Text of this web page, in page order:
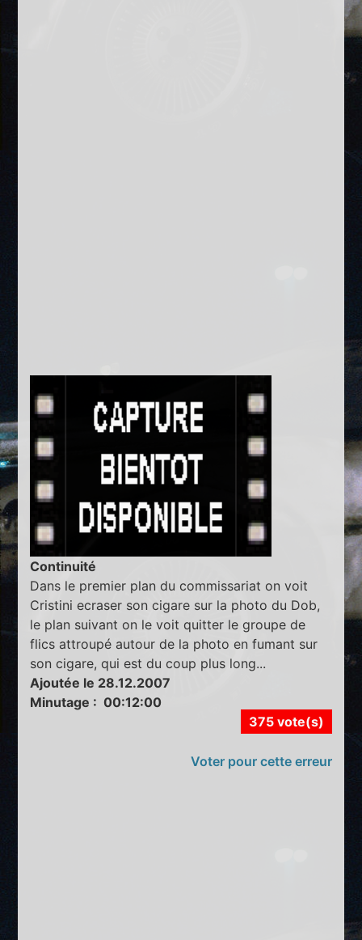
Continuité
Dans le premier plan du commissariat on voit
Cristini ecraser son cigare sur la photo du Dob,
le plan suivant on le voit quitter le groupe de
flics attroupé autour de la photo en fumant sur
son cigare, qui est du coup plus long...
Ajoutée le 28.12.2007
Minutage : 00:12:00
375 vote(s)
Voter pour cette erreur